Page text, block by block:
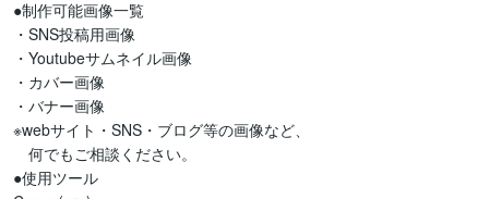
●制作可能画像一覧
・SNS投稿用画像
・Youtubeサムネイル画像
・カバー画像
・バナー画像
※webサイト・SNS・ブログ等の画像など、
何でもご相談ください。
●使用ツール